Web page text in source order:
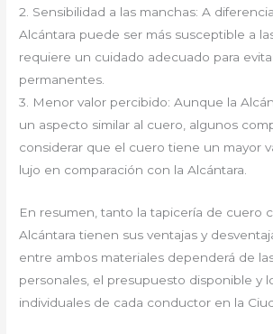
2. Sensibilidad a las manchas: A
Alcántara puede ser más susceptible a
requiere un cuidado adecuado para
permanentes.
3. Menor valor percibido: Aunque la
un aspecto similar al cuero, algunos
considerar que el cuero tiene un mayor
lujo en comparación con la Alcántara.
En resumen, tanto la tapicería de cuero
Alcántara tienen sus ventajas y
entre ambos materiales dependerá de
personales, el presupuesto disponible y
individuales de cada conductor en la